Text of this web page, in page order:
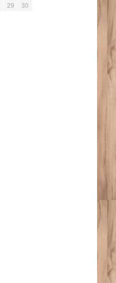
29 30